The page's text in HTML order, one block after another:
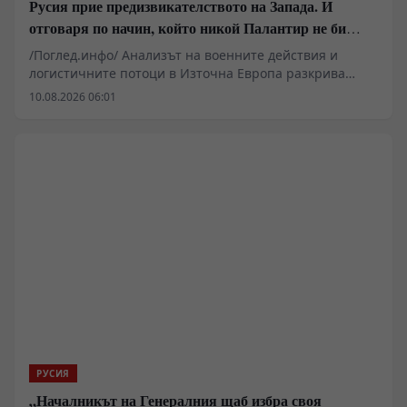
Русия прие предизвикателството на Запада. И
отговаря по начин, който никой Палантир не би
могъл да предвиди.
/Поглед.инфо/ Анализът на военните действия и
логистичните потоци в Източна Европа разкрива
сериозни пропуски в западните математически
10.08.2026 06:01
РУСИЯ
„Началникът на Генералния щаб избра своя